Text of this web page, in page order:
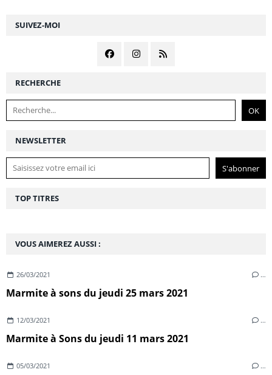
NEWSLETTER
SUIVEZ-MOI
RECHERCHE
VOUS AIMEREZ AUSSI :
26/03/2021 …
Marmite à sons du jeudi 25 mars 2021
12/03/2021 …
Marmite à Sons du jeudi 11 mars 2021
05/03/2021 …
TOP TITRES